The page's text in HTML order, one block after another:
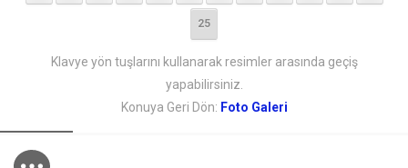
25
Klavye yön tuşlarını kullanarak resimler arasında geçiş
yapabilirsiniz.
Konuya Geri Dön: Foto Galeri